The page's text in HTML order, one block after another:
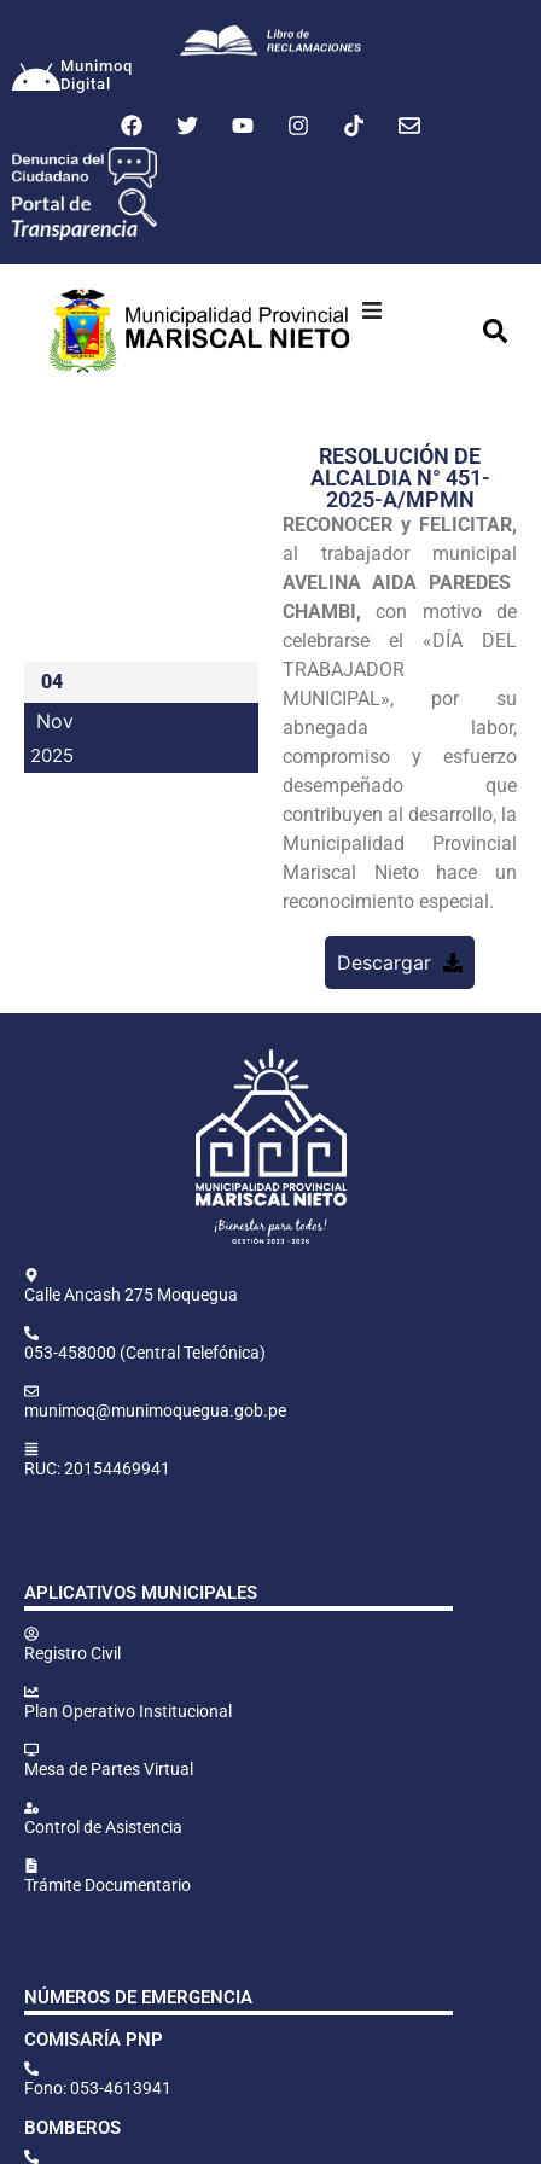
Munimoq
Digital
Transparencia
Seguridad
Programas
Intranet
04
Nov
2025
RESOLUCIÓN DE
ALCALDIA N° 451-
2025-A/MPMN
RECONOCER y FELICITAR,
al trabajador municipal
AVELINA AIDA PAREDES
CHAMBI, con motivo de
celebrarse el «DÍA DEL
TRABAJADOR
MUNICIPAL», por su
abnegada labor,
compromiso y esfuerzo
desempeñado que
contribuyen al desarrollo, la
Municipalidad Provincial
Mariscal Nieto hace un
reconocimiento especial.
Descargar
Calle Ancash 275 Moquegua
053-458000 (Central Telefónica)
munimoq@munimoquegua.gob.pe
RUC: 20154469941
APLICATIVOS MUNICIPALES
Registro Civil
Plan Operativo Institucional
Mesa de Partes Virtual
Control de Asistencia
Trámite Documentario
NÚMEROS DE EMERGENCIA
COMISARÍA PNP
Fono: 053-4613941
BOMBEROS